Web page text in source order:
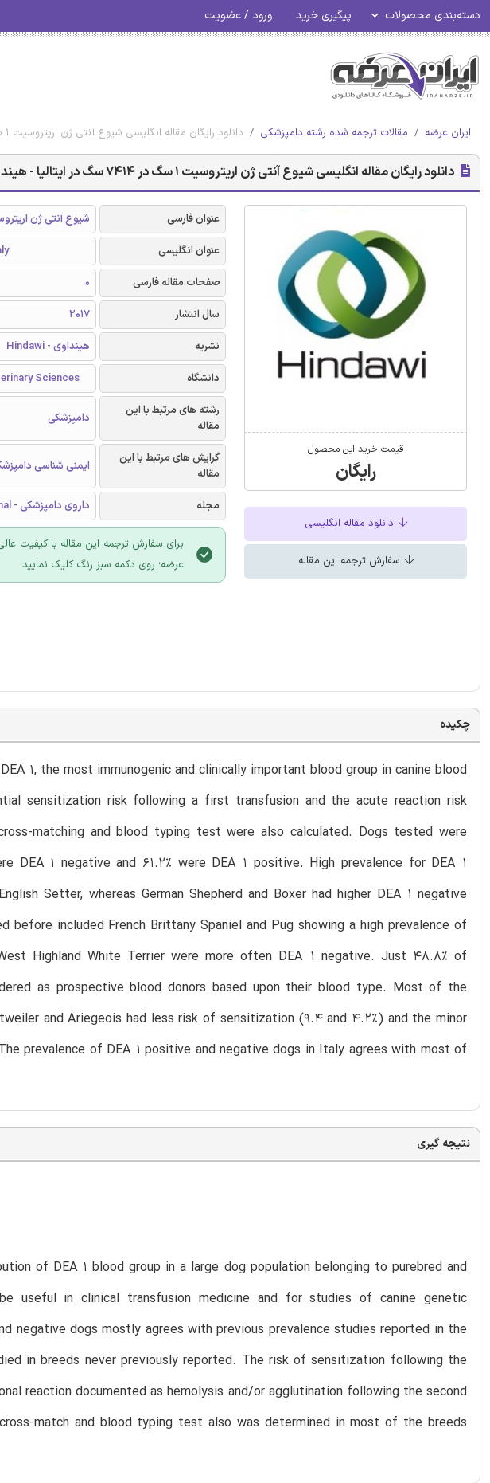
دسته‌بندی محصولات پیگیری خرید ورود / عضویت
ایران عرضه مقالات ترجمه شده رشته دامپزشکی دانلود رایگان مقاله انگلیسی شیوع آنتی ژن اریتروسیت 1 سگ در 7414 سگ در ایتالیا - هینداوی 2017
دانلود رایگان مقاله انگلیسی شیوع آنتی ژن اریتروسیت 1 سگ در 7414 سگ در ایتالیا - هینداوی 2017
قیمت خرید این محصول
رایگان
دانلود مقاله انگلیسی
سفارش ترجمه این مقاله
عنوان فارسی
شیوع آنتی ژن اریتروسیت 1 سگ در 7414 سگ
عنوان انگلیسی
صفحات مقاله فارسی
0
سال انتشار
2017
نشریه
هینداوی - Hindawi
دانشگاه
Sciences
رشته های مرتبط با این
مقاله
دامپزشکی
گرایش های مرتبط با این
مقاله
ایمنی شناسی
مجله داروی دامپزشکی - Veterinary Medicine International
برای سفارش ترجمه این مقاله با کیفیت
عرضه؛ روی دکمه سبز رنگ کلیک نمایید.
چکیده
1, the most immunogenic and clinically important blood group in canine blood
sensitization risk following a first transfusion and the acute reaction risk
matching and blood typing test were also calculated. Dogs tested were
DEA 1 negative and 61.2% were DEA 1 positive. High prevalence for DEA 1
Setter, whereas German Shepherd and Boxer had higher DEA 1 negative
included French Brittany Spaniel and Pug showing a high prevalence of
Highland White Terrier were more often DEA 1 negative. Just 48.8% of
as prospective blood donors based upon their blood type. Most of the
and Ariegeois had less risk of sensitization (9.4 and 4.2%) and the minor
prevalence of DEA 1 positive and negative dogs in Italy agrees with most of
نتیجه گیری
of DEA 1 blood group in a large dog population belonging to purebred and
useful in clinical transfusion medicine and for studies of canine genetic
negative dogs mostly agrees with previous prevalence studies reported in the
in breeds never previously reported. The risk of sensitization following the
reaction documented as hemolysis and/or agglutination following the second
match and blood typing test also was determined in most of the breeds